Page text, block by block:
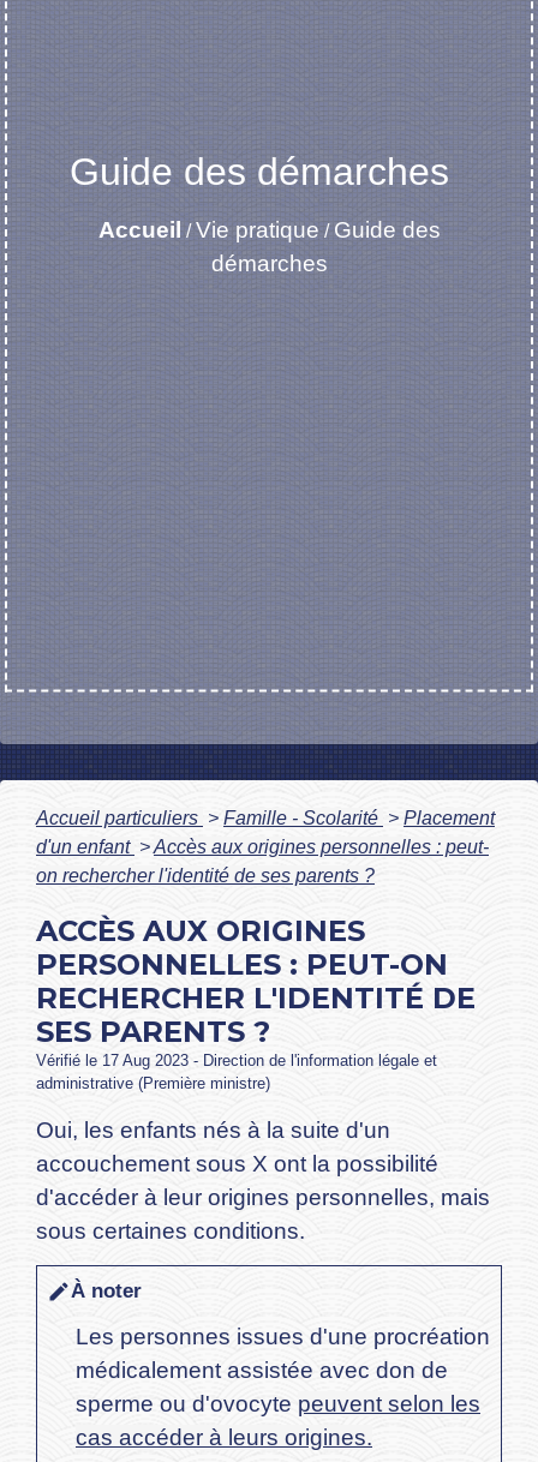
Guide des démarches
Accueil /Vie pratique / Guide des
démarches
Accueil particuliers > Famille - Scolarité > Placement
d'un enfant >Accès aux origines personnelles : peut-
on rechercher l'identité de ses parents ?
ACCÈS AUX ORIGINES
PERSONNELLES : PEUT-ON
RECHERCHER L'IDENTITÉ DE
SES PARENTS ?
Vérifié le 17 Aug 2023 - Direction de l'information légale et
administrative (Première ministre)
Oui, les enfants nés à la suite d'un
accouchement sous X ont la possibilité
d'accéder à leur origines personnelles, mais
sous certaines conditions.
editÀ noter
Les personnes issues d'une procréation
médicalement assistée avec don de
sperme ou d'ovocyte peuvent selon les
cas accéder à leurs origines.